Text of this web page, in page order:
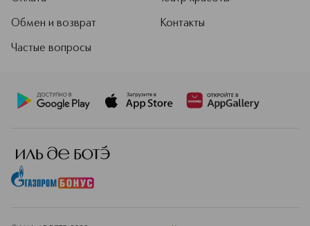
Обмен и возврат
Частые вопросы
Контакты